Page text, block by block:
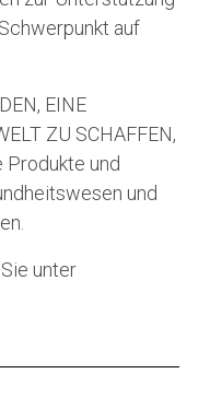
auf
EINE
ZU SCHAFFEN,
und
und
unter